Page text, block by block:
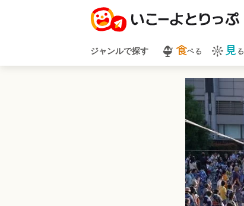
ジャンルで探す 食べる 見 る